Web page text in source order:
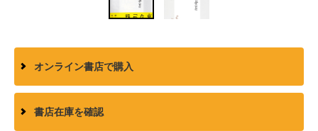
オンライン書店で購入
書店在庫を確認